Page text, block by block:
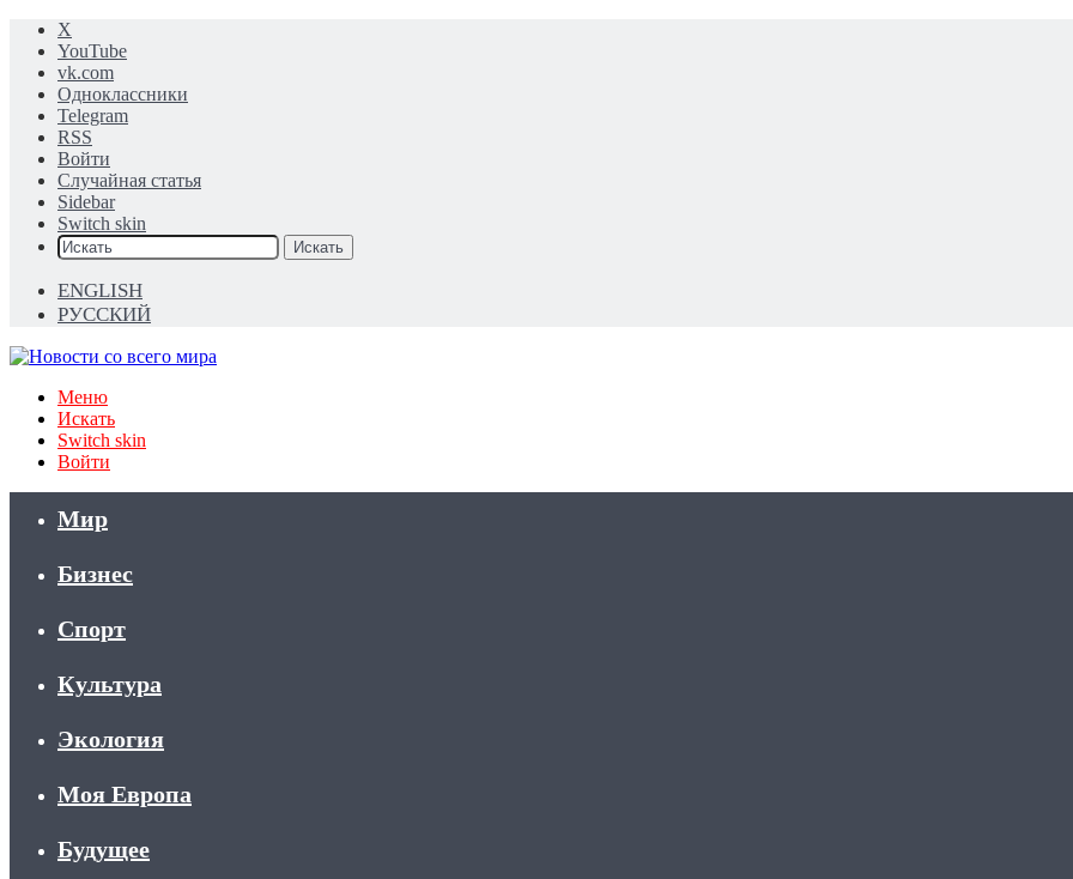
X
YouTube
vk.com
Одноклассники
Telegram
RSS
Войти
Случайная статья
Sidebar
Switch skin
Искать
ENGLISH
РУССКИЙ
Меню
Искать
Switch skin
Войти
Мир
Бизнес
Спорт
Культура
Экология
Моя Европа
Будущее